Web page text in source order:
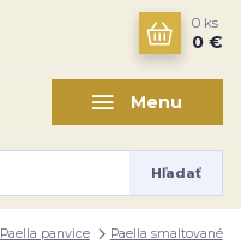
Menu
Hľadať
0 ks
0 €
Paella panvice
Paella smaltované